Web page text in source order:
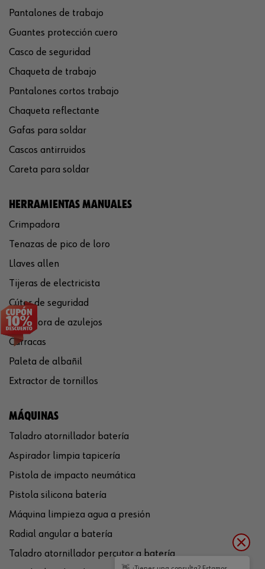
Pantalones de trabajo
Guantes protección cuero
Casco de seguridad
Chaqueta de trabajo
Pantalones cortos trabajo
Chaqueta reflectante
Gafas para soldar
Cascos antirruidos
Careta para soldar
HERRAMIENTAS MANUALES
Crimpadora
Tenazas de pico de loro
Llaves allen
Tijeras de electricista
Cúter de seguridad
Cortadora de azulejos
Carracas
Paleta de albañil
Extractor de tornillos
MÁQUINAS
Taladro atornillador batería
Aspirador limpia tapicería
Pistola de impacto neumática
Pistola silicona batería
Máquina limpieza agua a presión
Radial angular a batería
Taladro atornillador percutor a batería